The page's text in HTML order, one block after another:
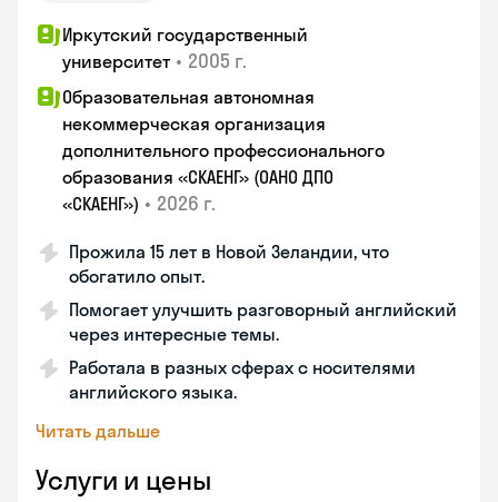
Иркутский государственный
университет • 2005 г.
Образовательная автономная
некоммерческая организация
дополнительного профессионального
образования «СКАЕНГ» (ОАНО ДПО
«СКАЕНГ») • 2026 г.
Прожила 15 лет в Новой Зеландии, что
обогатило опыт.
Помогает улучшить разговорный английский
через интересные темы.
Работала в разных сферах с носителями
английского языка.
Читать дальше
Услуги и цены